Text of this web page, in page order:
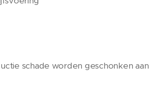
schade worden geschonken aan